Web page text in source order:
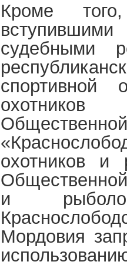
Кроме
судебными
спортивной
охотников и
и
Мордовия